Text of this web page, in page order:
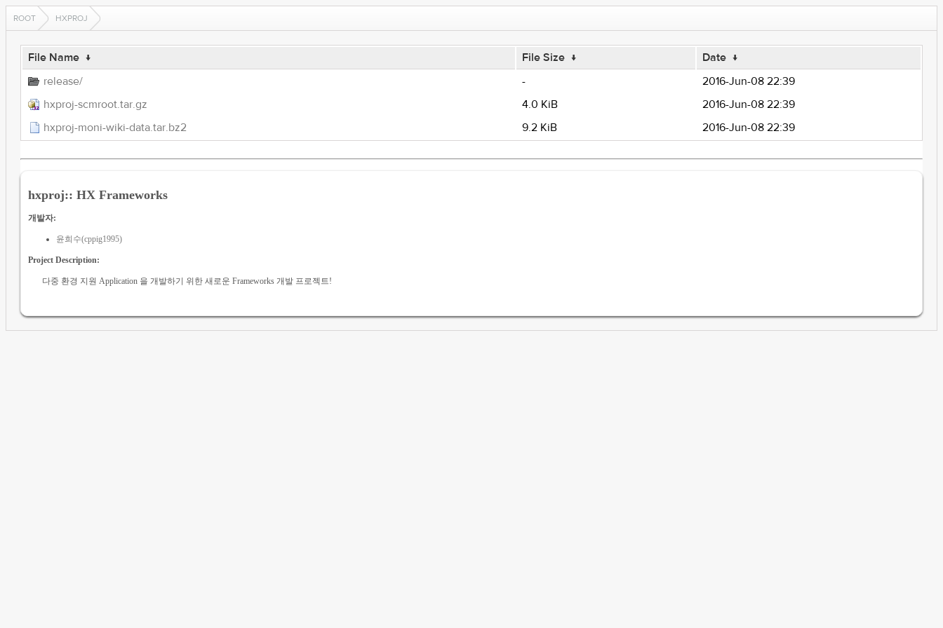
ROOT HXPROJ
File Name ↓ File Size ↓ Date ↓
release/
-
2016-Jun-08 22:39
hxproj-scmroot.tar.gz
4.0 KiB
2016-Jun-08 22:39
hxproj-moni-wiki-data.tar.bz2
9.2 KiB 2016-Jun-08 22:39
hxproj:: HX Frameworks
개발자:
윤희수(cppig1995)
Project Description:
다중 환경 지원 Application 을 개발하기 위한 새로운 Frameworks 개발 프로젝트!